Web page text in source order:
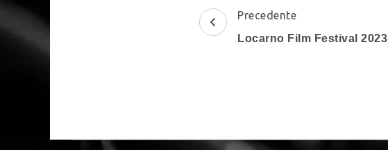
Post
Navigation
Precedente
Locarno Film Festival 2023